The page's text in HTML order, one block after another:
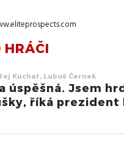
HRÁČI
Kuchař, Luboš Černek
úspěšná. Jsem
říká prezident